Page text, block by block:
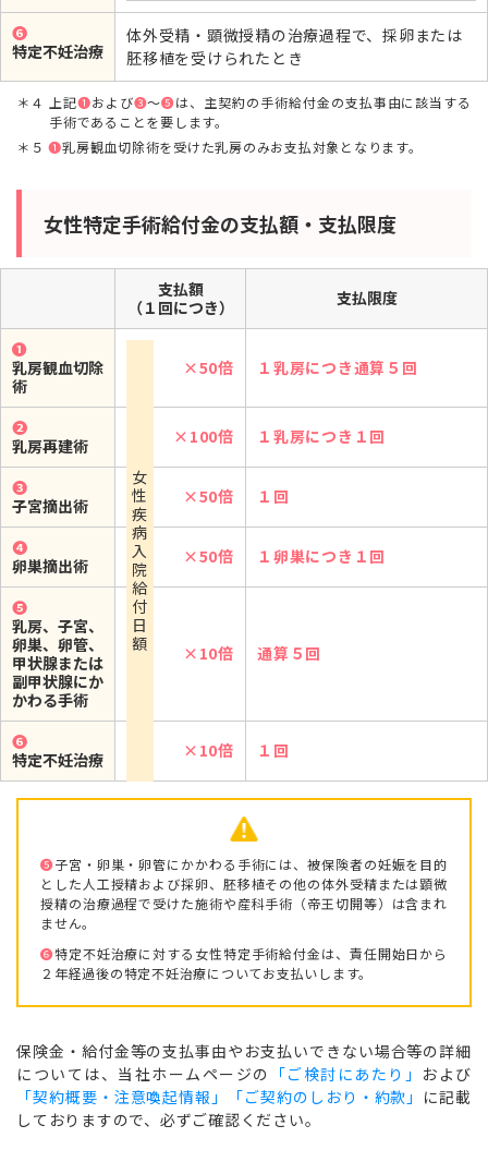
➏
特定不妊治療
体外受精・顕微授精の治療過程で、採卵または
胚移植を受けられたとき
４ 上記➊および➌〜➎は、主契約の手術給付金の支払事由に該当する
手術であることを要します。
５➊乳房観血切除術を受けた乳房のみお支払対象となります。
女性特定手術給付金の支払額・支払限度
支払額
（１回につき）
支払限度
➊
乳房観血切除
術
女
性
疾
病
入
院
給
付
日
額
×50倍 １乳房につき通算５回
➋
乳房再建術
×100倍 １乳房につき１回
➌
子宮摘出術
×50倍 １回
➍
卵巣摘出術
×50倍 １卵巣につき１回
➎
乳房、子宮、
卵巣、卵管、
甲状腺または
副甲状腺にか
かわる手術
×10倍 通算５回
➏
特定不妊治療
×10倍 １回
➎子宮・卵巣・卵管にかかわる手術には、被保険者の妊娠を目的
とした人工授精および採卵、胚移植その他の体外受精または顕微
授精の治療過程で受けた施術や産科手術（帝王切開等）は含まれ
ません。
➏特定不妊治療に対する女性特定手術給付金は、責任開始日から
２年経過後の特定不妊治療についてお支払いします。
保険金・給付金等の支払事由やお支払いできない場合等の詳細
については、当社ホームページの 「ご検討にあたり」 および
「契約概要・注意喚起情報」「ご契約のしおり・約款」 に記載
しておりますので、必ずご確認ください。